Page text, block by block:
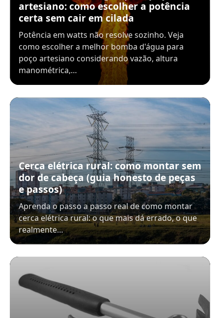
artesiano: como escolher a potência
certa sem cair em cilada
Potência em watts não resolve sozinho. Veja
como escolher a melhor bomba d'água para
poço artesiano considerando vazão, altura
manométrica,…
Cerca elétrica rural: como montar sem
dor de cabeça (guia honesto de peças
e passos)
Aprenda o passo a passo real de como montar
cerca elétrica rural: o que mais dá errado, o que
realmente…